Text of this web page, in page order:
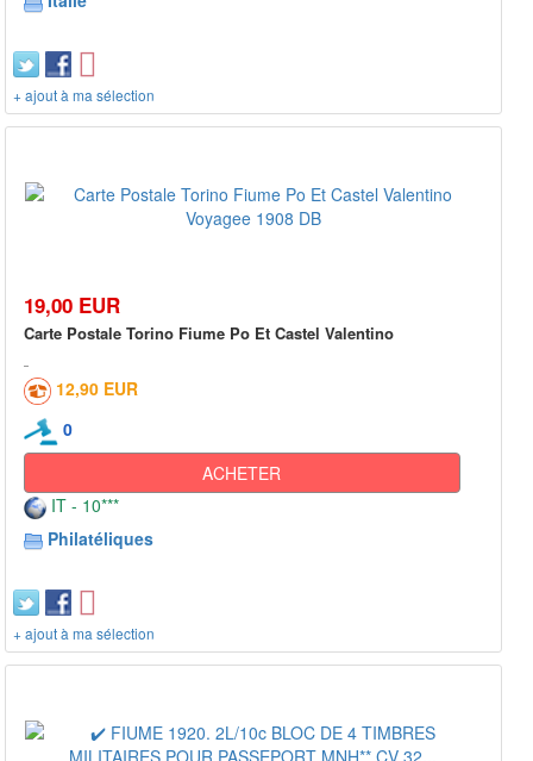
+ ajout à ma sélection
19,00 EUR
Carte Postale Torino Fiume Po Et Castel Valentino
12,90 EUR
0
ACHETER
IT - 10***
Philatéliques
+ ajout à ma sélection